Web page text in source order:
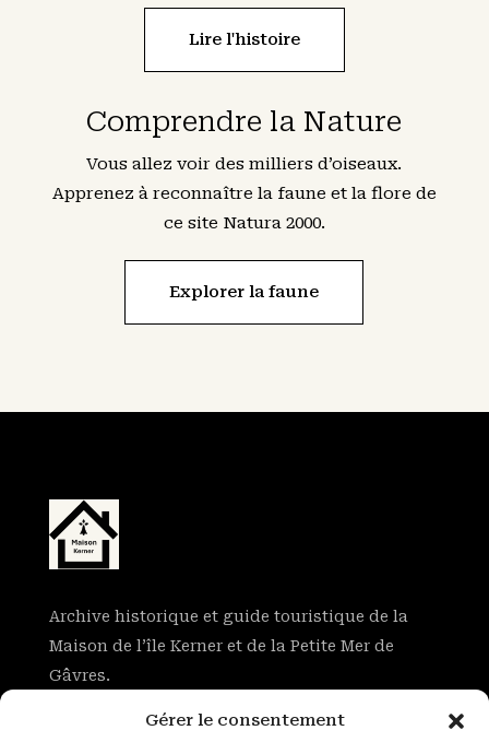
Gérer le consentement
Lire l'histoire
Comprendre la Nature
Vous allez voir des milliers d’oiseaux.
Apprenez à reconnaître la faune et la flore de
ce site Natura 2000.
Explorer la faune
Archive historique et guide touristique de la
Maison de l’île Kerner et de la Petite Mer de
Gâvres.